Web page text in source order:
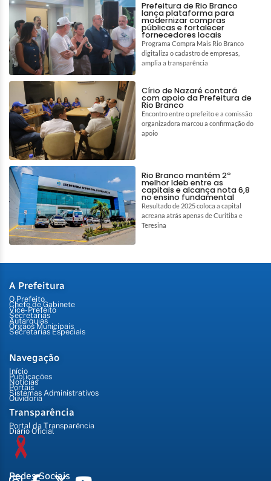
Prefeitura de Rio Branco
lança plataforma para
modernizar compras
públicas e fortalecer
fornecedores locais
Programa Compra Mais Rio Branco
digitaliza o cadastro de empresas,
amplia a transparência
Círio de Nazaré contará
com apoio da Prefeitura de
Rio Branco
Encontro entre o prefeito e a comissão
organizadora marcou a confirmação do
apoio
Rio Branco mantém 2º
melhor Ideb entre as
capitais e alcança nota 6,8
no ensino fundamental
Resultado de 2025 coloca a capital
acreana atrás apenas de Curitiba e
Teresina
A Prefeitura
O Prefeito
Chefe de Gabinete
Vice-Prefeito
Secretarias
Autarquias
Órgãos Municipais
Secretarias Especiais
Navegação
Início
Publicações
Notícias
Portais
Sistemas Administrativos
Ouvidoria
Transparência
Portal da Transparência
Diário Oficial
Redes Sociais